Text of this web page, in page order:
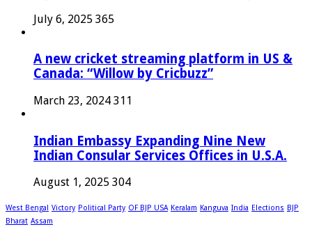
July 6, 2025 365
A new cricket streaming platform in US &
Canada: “Willow by Cricbuzz”
March 23, 2024 311
Indian Embassy Expanding Nine New
Indian Consular Services Offices in U.S.A.
August 1, 2025 304
West Bengal Victory Political Party OF BJP USA Keralam Kanguva India Elections BJP
Bharat Assam